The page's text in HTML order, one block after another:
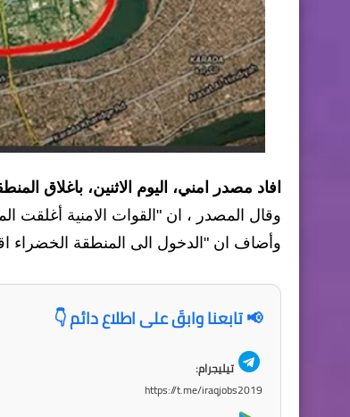
افاد مصدر امني، اليوم الاثنين، باغلاق
وقال المصدر ، ان "القوات الامنية أغلقت
وأضاف ان "الدخول الى المنطقة الخضراء
📢 تابعنا وابقَ على اطلاع دائم 👇
تيليجرام:
https://t.me/iraqjobs2019